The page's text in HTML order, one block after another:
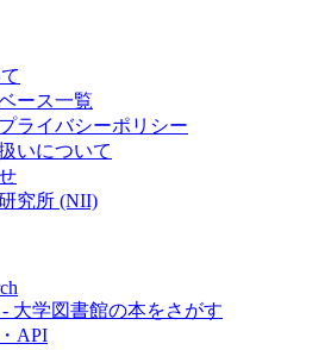
ース一覧
ライバシーポリシー
いについて
究所 (NII)
大学図書館の本をさがす
API